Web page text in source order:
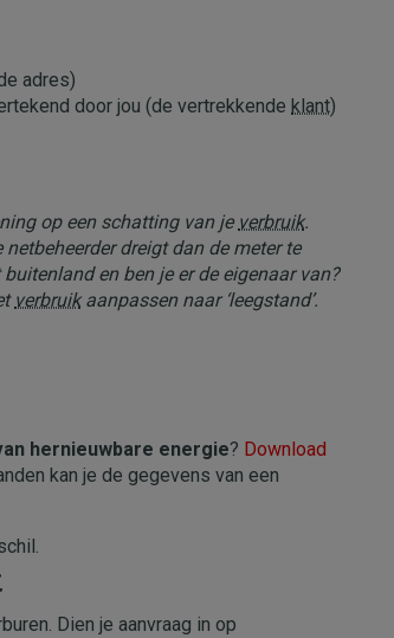
adres)
door jou (de vertrekkende klant)
op een schatting van je verbruik.
dreigt dan de meter te
en ben je er de eigenaar van?
verbruikaanpassen naar ‘leegstand’.
hernieuwbare energie? Download
kan je de gegevens van een
Dien je aanvraag in op